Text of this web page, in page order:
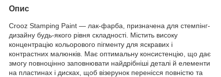
Опис
Crooz Stamping Paint — лак-фарба, призначена для стемпінг-
дизайну будь-якого рівня складності. Містить високу
концентрацію кольорового пігменту для яскравих і
контрастних малюнків. Має оптимальну консистенцію, що дає
змогу повноцінно заповнювати найдрібніші деталі й елементи
на пластинах і дисках, щоб візерунок перенісся повністю та